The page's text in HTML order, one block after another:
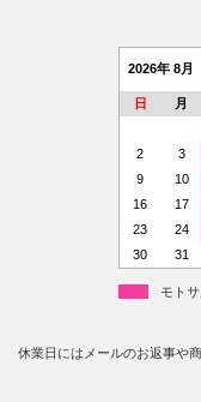
2026年 8月
日 月
2
3
9
10
16
17
23
24
30
31
モト
休業日にはメールのお返事や